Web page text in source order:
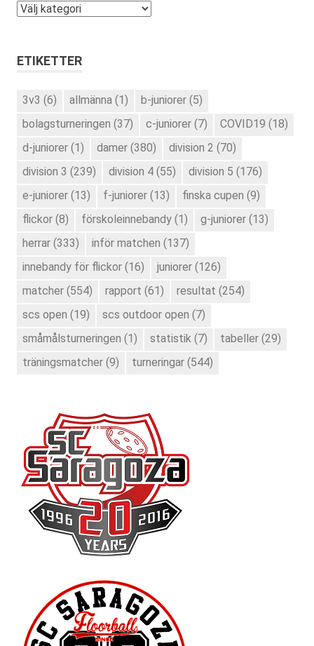
Kategorier
ETIKETTER
3v3 (6) allmänna (1) b-juniorer (5)
bolagsturneringen (37) c-juniorer (7) COVID19 (18)
d-juniorer (1) damer (380) division 2 (70)
division 3 (239) division 4 (55) division 5 (176)
e-juniorer (13) f-juniorer (13) finska cupen (9)
flickor (8) förskoleinnebandy (1) g-juniorer (13)
herrar (333) inför matchen (137)
innebandy för flickor (16) juniorer (126)
matcher (554) rapport (61) resultat (254)
scs open (19) scs outdoor open (7)
småmålsturneringen (1) statistik (7) tabeller (29)
träningsmatcher (9) turneringar (544)